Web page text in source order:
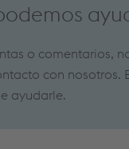
o comentarios,
con nosotros.
ayudarle.